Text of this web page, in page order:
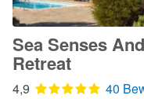
Sea Senses
Retreat
4,9
40